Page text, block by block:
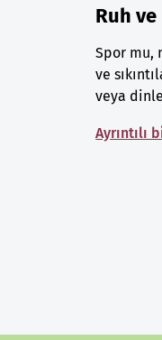
Ruh
Spor mu,
ve
veya
Ayrıntılı